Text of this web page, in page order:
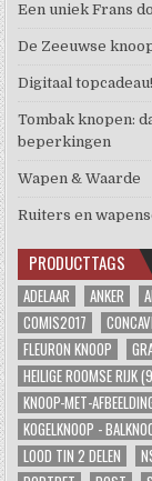
Een uniek Frans
De Zeeuwse
Digitaal topcadeau!
Tombak knopen:
beperkingen
Wapen & Waarde
Ruiters en
PRODUCTTAGS
ADELAAR ANKER
COMIS2017
FLEURON KNOOP
HEILIGE ROOMSE RIJK
KNOOP-MET-
KOGELKNOOP -
LOOD TIN 2 DELEN